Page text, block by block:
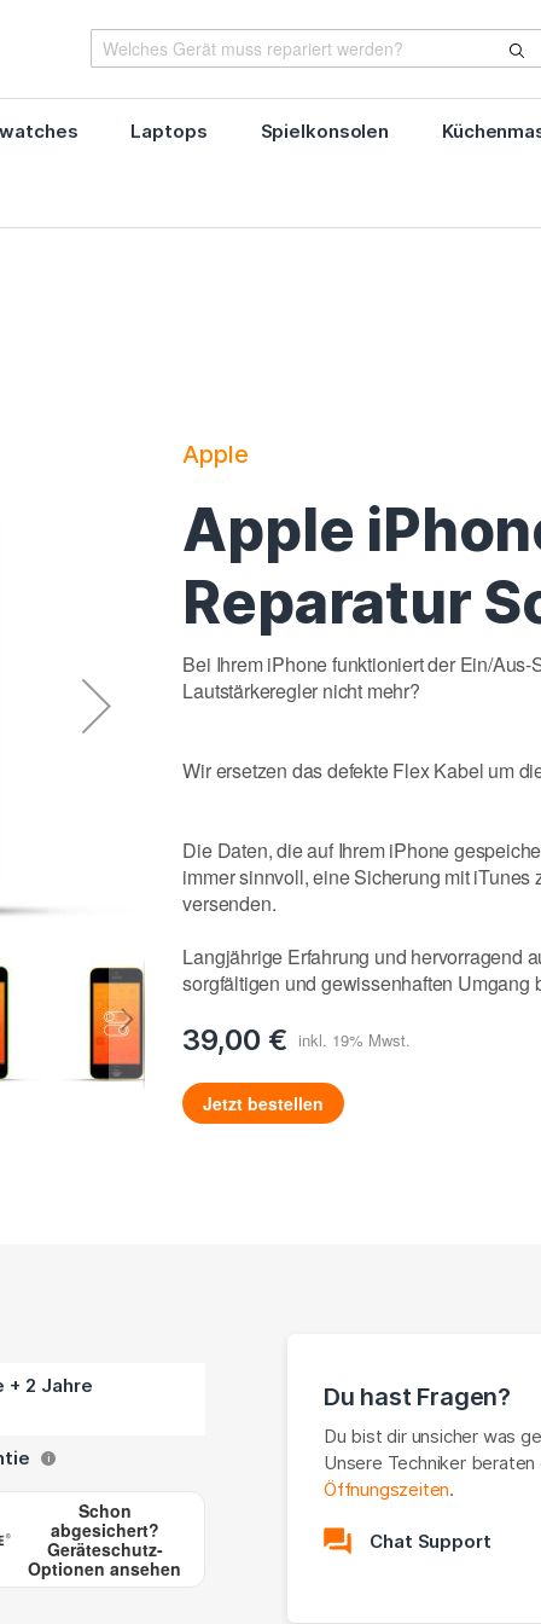
Laptops Spielkonsolen
Apple
Apple
Reparatur
Bei Ihrem iPhone funktioniert der Ein/Aus-
Lautstärkeregler nicht mehr?
Wir ersetzen das defekte Flex Kabel um
Die Daten, die auf Ihrem iPhone
immer sinnvoll, eine Sicherung mit
versenden.
Langjährige Erfahrung und hervorragend
sorgfältigen und gewissenhaften Umgang
39,00 €
Jetzt bestellen
+ 2 Jahre
i
Schon
abgesichert?
Geräteschutz-
Optionen ansehen
Du hast Fragen?
Du bist dir unsicher was
Unsere Techniker
Öffnungszeiten.
Chat Support